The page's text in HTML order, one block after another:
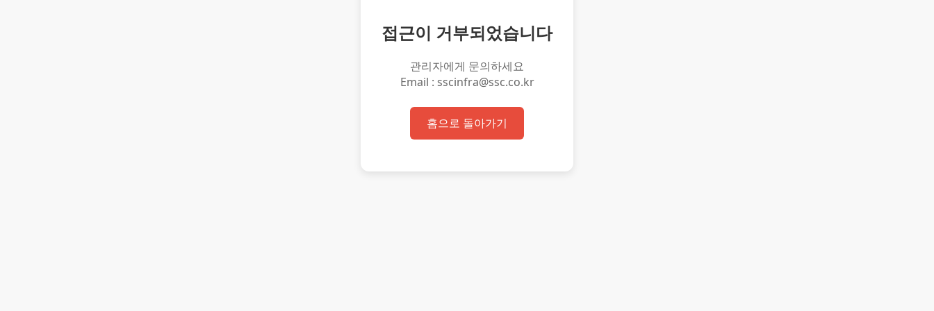
접근이 거부되었습니다
관리자에게 문의하세요
Email : sscinfra@ssc.co.kr
홈으로 돌아가기